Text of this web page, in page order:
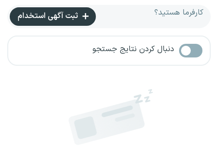
کارفرما هستید؟ ثبت آگهی استخدام
دنبال کردن نتایج جستجو